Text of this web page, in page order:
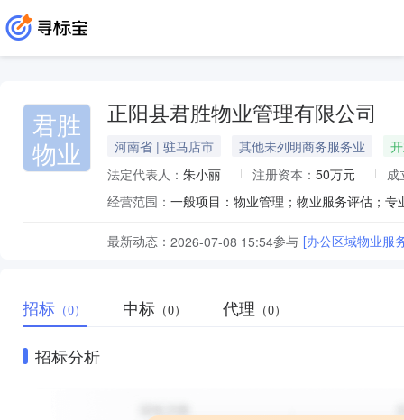
君胜
物业
正阳县君胜物业管理有限公司
河南省 | 驻马店市 其他未列明商务服务业
法定代表人： 朱小丽 注册资本： 50万元
成
经营范围：
最新动态： 2026-07-08 15:54参与 [办公区域物业服
招标 （0） 中标 （0） 代理 （0）
招标分析